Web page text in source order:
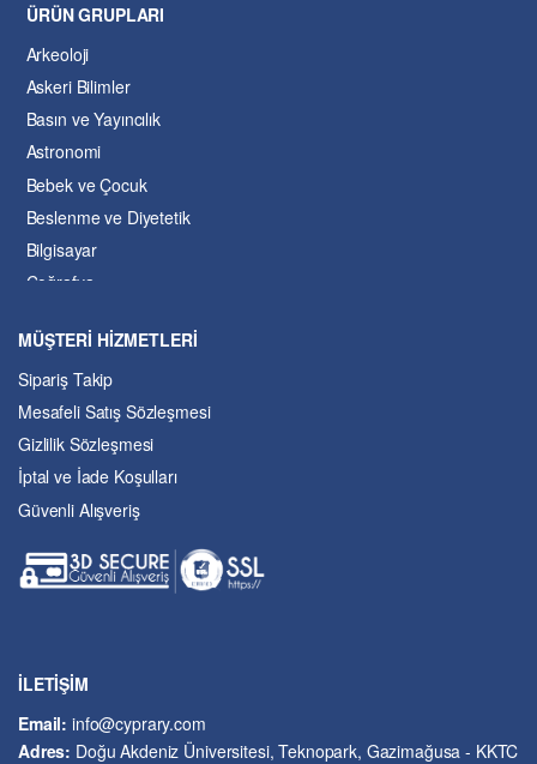
ÜRÜN GRUPLARI
Arkeoloji
Askeri Bilimler
Basın ve Yayıncılık
Astronomi
Bebek ve Çocuk
Beslenme ve Diyetetik
Bilgisayar
Coğrafya
Dil ve Edebiyat
Eğitim
Ekonomi ve Finans
Enerji
Felsefe
Fen Bilimleri
Güzel Sanatlar
İşletme ve Yönetim
Kriminoloji ve Güvenlik
MÜŞTERİ HİZMETLERİ
Sipariş Takip
Mesafeli Satış Sözleşmesi
Gizlilik Sözleşmesi
İptal ve İade Koşulları
Güvenli Alışveriş
İLETİŞİM
Email:info@cyprary.com
Adres: Doğu Akdeniz Üniversitesi, Teknopark, Gazimağusa - KKTC